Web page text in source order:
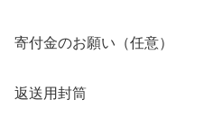
寄付金のお願い（任意）
返送用封筒